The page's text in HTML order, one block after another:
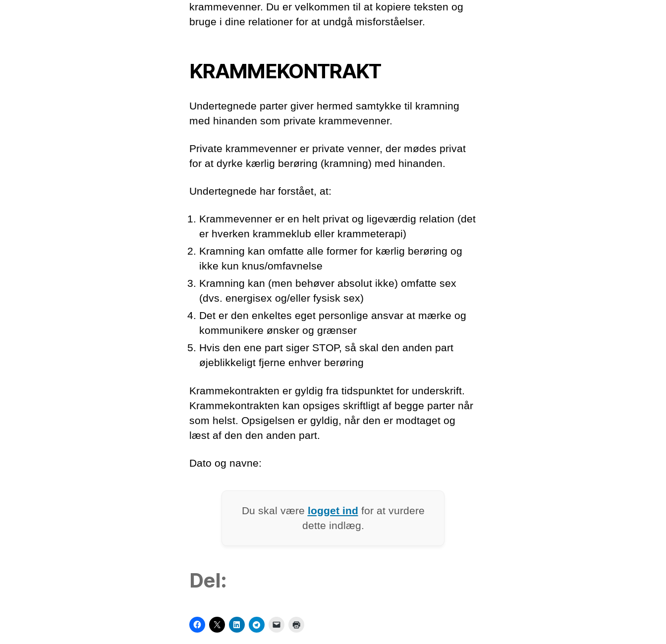
krammevenner. Du er velkommen til at kopiere teksten og
bruge i dine relationer for at undgå misforståelser.
KRAMMEKONTRAKT
Undertegnede parter giver hermed samtykke til kramning
med hinanden som private krammevenner.
Private krammevenner er private venner, der mødes privat
for at dyrke kærlig berøring (kramning) med hinanden.
Undertegnede har forstået, at:
Krammevenner er en helt privat og ligeværdig relation (det
er hverken krammeklub eller krammeterapi)
Kramning kan omfatte alle former for kærlig berøring og
ikke kun knus/omfavnelse
Kramning kan (men behøver absolut ikke) omfatte sex
(dvs. energisex og/eller fysisk sex)
Det er den enkeltes eget personlige ansvar at mærke og
kommunikere ønsker og grænser
Hvis den ene part siger STOP, så skal den anden part
øjeblikkeligt fjerne enhver berøring
Krammekontrakten er gyldig fra tidspunktet for underskrift.
Krammekontrakten kan opsiges skriftligt af begge parter når
som helst. Opsigelsen er gyldig, når den er modtaget og
læst af den den anden part.
Dato og navne:
Du skal være logget ind for at vurdere
dette indlæg.
Del: